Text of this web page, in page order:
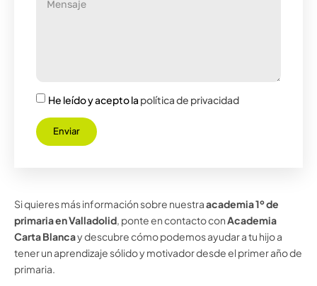
He leído y acepto la política de privacidad
Enviar
Si quieres más información sobre nuestraacademia 1º de
primaria en Valladolid , ponte en contacto con Academia
Carta Blancay descubre cómo podemos ayudar a tu hijo a
tener un aprendizaje sólido y motivador desde el primer año de
primaria.